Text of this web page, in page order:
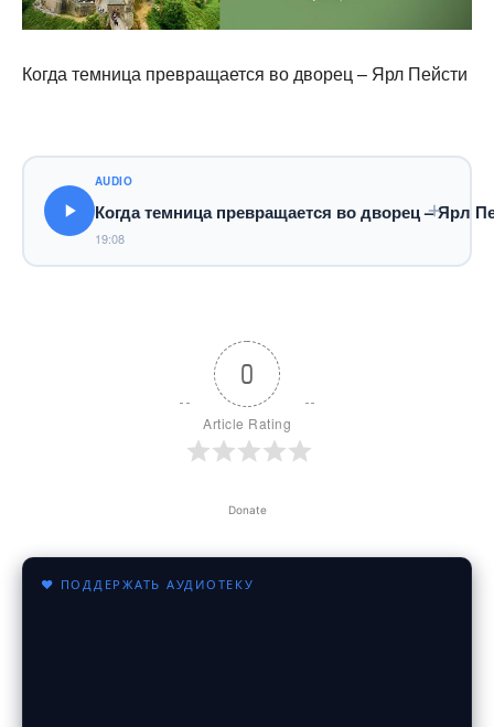
Когда темница превращается во дворец – Ярл Пейсти
AUDIO
Когда темница превращается во дворец – Ярл
19:08
0
Article Rating
Donate
♥ ПОДДЕРЖАТЬ АУДИОТЕКУ